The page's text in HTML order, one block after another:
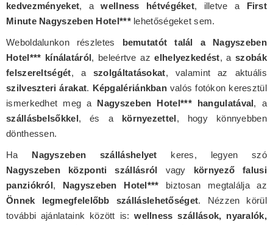
kedvezményeket, awellness hétvégéket, illetve a First
Minute Nagyszeben Hotel***lehetőségeket sem.
Weboldalunkon részletes bemutatót talál a Nagyszeben
Hotel*** kínálatáról, beleértve azelhelyezkedést, aszobák
felszereltségét, a szolgáltatásokat, valamint az aktuális
szilveszteri árakat. Képgalériánkban valós fotókon keresztül
ismerkedhet meg a Nagyszeben Hotel*** hangulatával, a
szállásbelsőkkel, és a környezettel, hogy könnyebben
dönthessen.
Ha Nagyszeben szálláshelyet keres, legyen szó
Nagyszeben központi szállásról vagy környező falusi
panziókról, Nagyszeben Hotel*** biztosan megtalálja az
Önnek legmegfelelőbb szálláslehetőséget. Nézzen körül
további ajánlataink között is:wellness szállások, nyaralók,